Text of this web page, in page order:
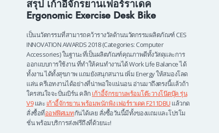
สรุป เก้าอี้จักรยานเฟอร์ราเดค
Ergonomic Exercise Desk Bike
เป็นนวัตกรรมที่สามารถคว้ารางวัลด้านนวัตกรรมผลิตภัณฑ์ CES
INNOVATION AWARDS 2018 (Categories: Computer
Accessories) ในฐานะที่เป็นผลิตภัณฑ์คุณภาพดีทั้งวัสดุและการ
ออกแบบการใช้งาน ที่ทำให้คนทำงานได้ Work Life Balance ได้
ทั้งงาน ได้ทั้งสุขภาพ แถมยังสนุกสนาน เพิ่ม Energy ให้สมองโลด
แล่น ครีเอทงานได้อย่างที่น่าพอใจแน่นอน อ่านมาถึงตรงนี้แล้วถ้า
ใครสนใจจะปั่นเบิร์น คลิก เก้าอี้จักรยานพร้อมโต๊ะวางโน๊ตบุ๊ค รุ่น
V9และ เก้าอี้จักรยาน พร้อมพนักพิง เฟอร์ราเดค F211DBU แล้วกด
สั่งซื้อที่ออฟฟิศเมทกันได้เลย สั่งซื้อวันนี้มีทั้งของแถมและโปรโม
ชั่น พร้อมบริการส่งฟรีถึงที่ด้วยนะ!